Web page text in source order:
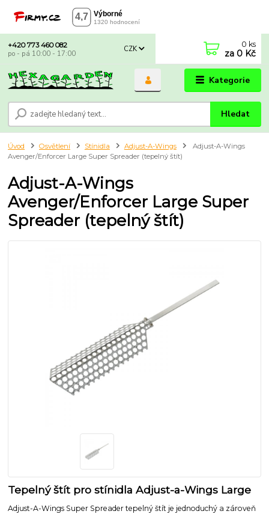
Kategorie
CZK
Hledat
+420 773 460 082
po - pá 10:00 - 17:00
0 ks
za 0 Kč
Úvod Osvětlení Stínidla Adjust-A-Wings
Adjust-A-Wings
Avenger/Enforcer Large Super Spreader (tepelný štít)
Adjust-A-Wings
Avenger/Enforcer Large Super
Spreader (tepelný štít)
Tepelný štít pro stínidla Adjust-a-Wings Large
Adjust-A-Wings Super Spreader tepelný štít je jednoduchý a zároveň